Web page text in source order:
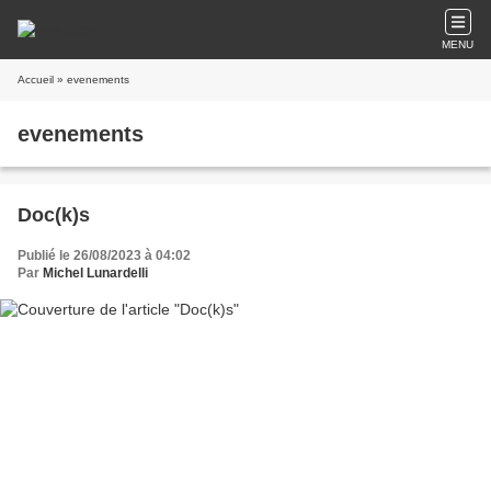
MENU
Accueil » evenements
evenements
Doc(k)s
Publié le 26/08/2023 à 04:02
Par Michel Lunardelli